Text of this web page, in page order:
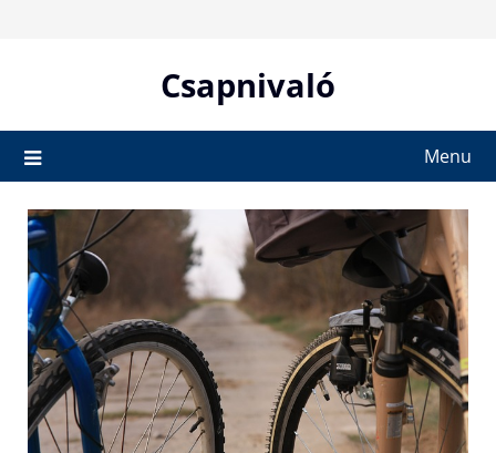
Csapnivaló
Menu